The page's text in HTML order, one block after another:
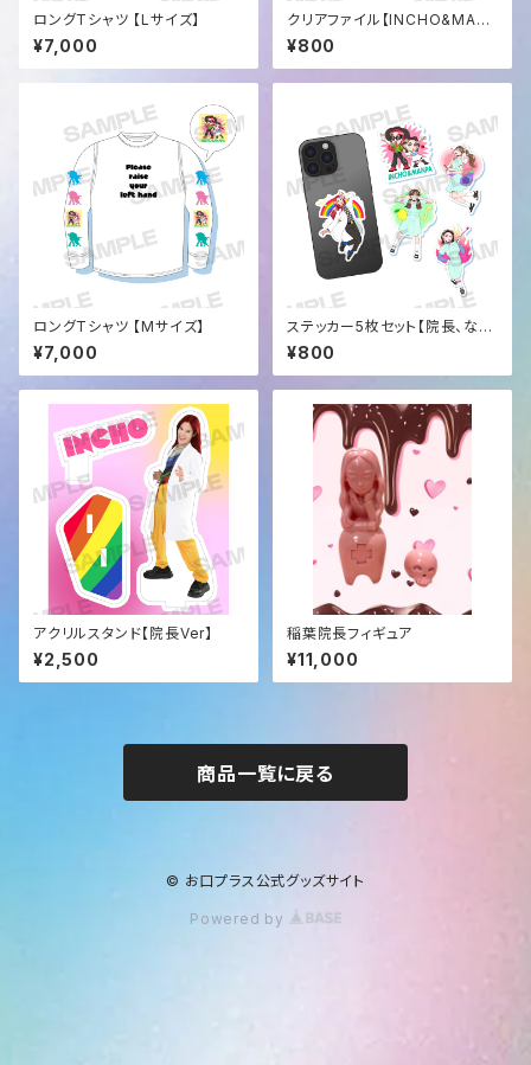
ロングTシャツ 【Lサイズ】
¥7,000
クリアファイル【INCHO&MANP
AコンビVer】
¥800
ロングTシャツ 【Mサイズ】
¥7,000
ステッカー5枚セット【院長、なす
ちゃん、マンパ姐さん、れもんて
ぃ、INCHO &MANPA】
¥800
アクリルスタンド【院長Ver】
¥2,500
稲葉院長フィギュア
¥11,000
商品一覧に戻る
© お口プラス公式グッズサイト
Powered by